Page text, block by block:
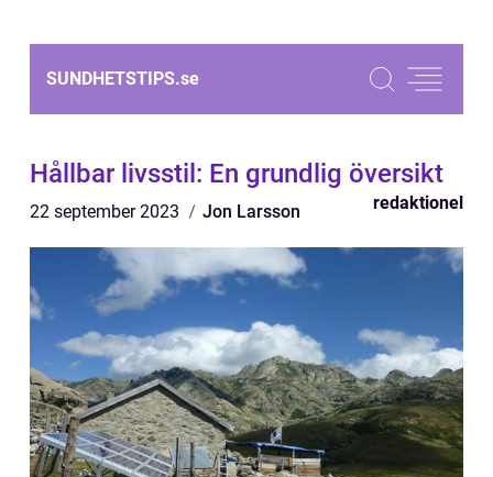
SUNDHETSTIPS.se
Hållbar livsstil: En grundlig översikt
22 september 2023 Jon Larsson redaktionel